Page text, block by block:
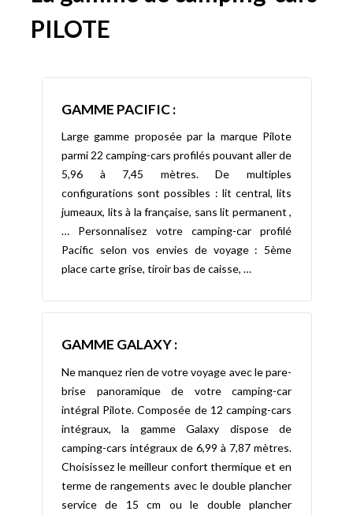
PILOTE
GAMME PACIFIC :
Large gamme proposée par la marque Pilote
parmi 22 camping-cars profilés pouvant aller de
5,96 à 7,45 mètres. De multiples
configurations sont possibles : lit central, lits
jumeaux, lits à la française, sans lit permanent ,
… Personnalisez votre camping-car profilé
Pacific selon vos envies de voyage : 5ème
place carte grise, tiroir bas de caisse, …
GAMME GALAXY :
Ne manquez rien de votre voyage avec le pare-
brise panoramique de votre camping-car
intégral Pilote. Composée de 12 camping-cars
intégraux, la gamme Galaxy dispose de
camping-cars intégraux de 6,99 à 7,87 mètres.
Choisissez le meilleur confort thermique et en
terme de rangements avec le double plancher
service de 15 cm ou le double plancher